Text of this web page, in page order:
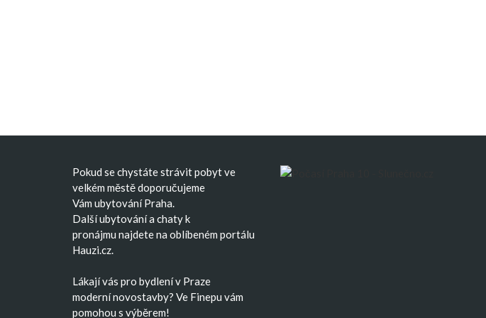
Pokud se chystáte strávit pobyt ve
velkém městě doporučujeme
Vám ubytování Praha.
Dalšíubytovánía chaty k
pronájmu najdete na oblíbeném portálu
Hauzi.cz.
Lákají vás pro bydlení v Praze
modernínovostavby? Ve Finepu vám
pomohou s výběrem!